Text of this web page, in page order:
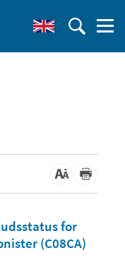
for
(C08CA)